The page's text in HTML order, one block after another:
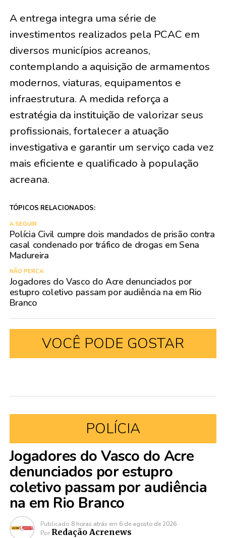
A entrega integra uma série de
investimentos realizados pela PCAC em
diversos municípios acreanos,
contemplando a aquisição de armamentos
modernos, viaturas, equipamentos e
infraestrutura. A medida reforça a
estratégia da instituição de valorizar seus
profissionais, fortalecer a atuação
investigativa e garantir um serviço cada vez
mais eficiente e qualificado à população
acreana.
TÓPICOS RELACIONADOS:
A SEGUIR
Polícia Civil cumpre dois mandados de prisão contra
casal condenado por tráfico de drogas em Sena
Madureira
NÃO PERCA
Jogadores do Vasco do Acre denunciados por
estupro coletivo passam por audiência na em Rio
Branco
VOCÊ PODE GOSTAR
POLÍCIA
Jogadores do Vasco do Acre
denunciados por estupro
coletivo passam por audiência
na em Rio Branco
Publicado 8 horas atrás em 6 de agosto de 2026
Por Redação Acrenews